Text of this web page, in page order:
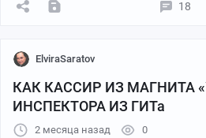
15 декабря 2014 г. директор
МТУСИ. Основанием стал п. 2 ст.
ответственность за
воспитания, связанных с
психическим насилием над
18
ElviraSaratov
КАК КАССИР ИЗ МАГНИТА
ИНСПЕКТОРА ИЗ ГИТа
2 месяца назад 0